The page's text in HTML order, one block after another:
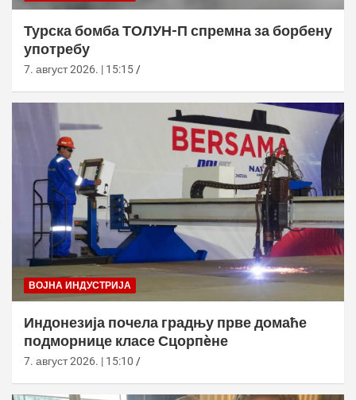
Турска бомба ТОЛУН-П спремна за борбену
употребу
7. август 2026. | 15:15
ВОЈНА ИНДУСТРИЈА
Индонезија почела градњу прве домаће
подморнице класе Сцорпèне
7. август 2026. | 15:10